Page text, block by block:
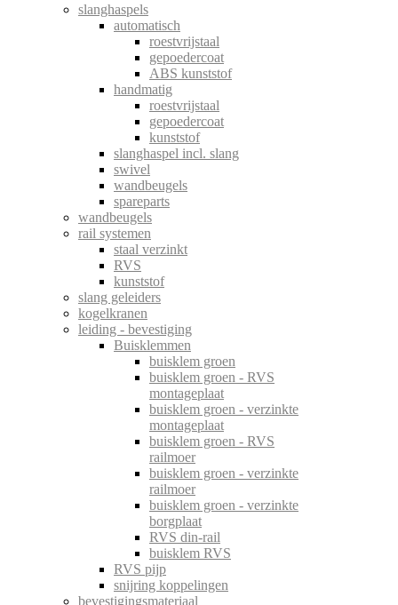
slanghaspels
automatisch
roestvrijstaal
gepoedercoat
ABS kunststof
handmatig
roestvrijstaal
gepoedercoat
kunststof
slanghaspel incl. slang
swivel
wandbeugels
spareparts
wandbeugels
rail systemen
staal verzinkt
RVS
kunststof
slang geleiders
kogelkranen
leiding - bevestiging
Buisklemmen
buisklem groen
buisklem groen - RVS
montageplaat
buisklem groen - verzinkte
montageplaat
buisklem groen - RVS
railmoer
buisklem groen - verzinkte
railmoer
buisklem groen - verzinkte
borgplaat
RVS din-rail
buisklem RVS
RVS pijp
snijring koppelingen
bevestigingsmateriaal